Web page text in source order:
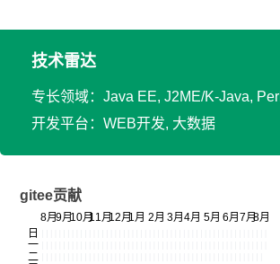
技术雷达
专长领域：Java EE, J2ME/K-Java, Perl
开发平台：WEB开发, 大数据
gitee贡献